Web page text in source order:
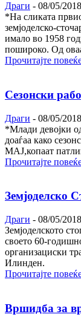
Драги - 08/05/2018
*На сликата
земјоделско-
имало во 1958
пошироко. Од
Прочитајте
Сезонски
Драги - 08/05/2018
*Млади девојки
доаѓаа како
МАЈ,копаат
Прочитајте
Земјоделско
Драги - 08/05/2018
Земјоделското
своето 60-
организациски
Илинден.
Прочитајте
Вршидба за